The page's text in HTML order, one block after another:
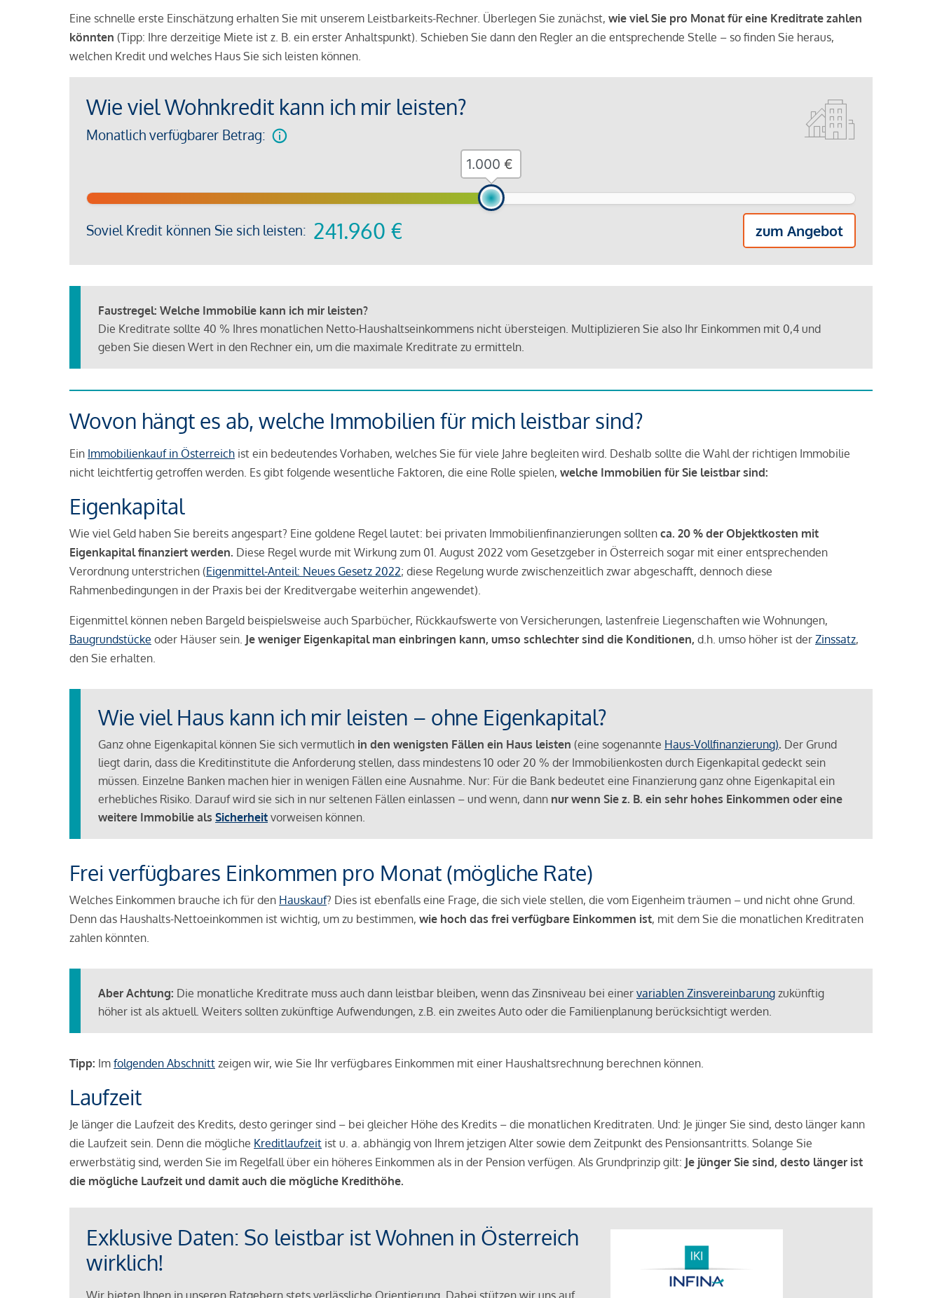
Eine schnelle erste Einschätzung erhalten Sie mit unserem Leistbarkeits-Rechner. Überlegen Sie zunächst, wie viel Sie pro Monat für eine Kreditrate zahlen
könnten (Tipp: Ihre derzeitige Miete ist z. B. ein erster Anhaltspunkt). Schieben Sie dann den Regler an die entsprechende Stelle – so finden Sie heraus,
welchen Kredit und welches Haus Sie sich leisten können.
Wie viel Wohnkredit kann ich mir leisten?
Monatlich verfügbarer Betrag:
Soviel Kredit können Sie sich leisten: 241.960 € zum Angebot
€
Faustregel: Welche Immobilie kann ich mir leisten?
Die Kreditrate sollte 40 % Ihres monatlichen Netto-Haushaltseinkommens nicht übersteigen. Multiplizieren Sie also Ihr Einkommen mit 0,4 und
geben Sie diesen Wert in den Rechner ein, um die maximale Kreditrate zu ermitteln.
Wovon hängt es ab, welche Immobilien für mich leistbar sind?
Ein Immobilienkauf in Österreich ist ein bedeutendes Vorhaben, welches Sie für viele Jahre begleiten wird. Deshalb sollte die Wahl der richtigen Immobilie
nicht leichtfertig getroffen werden. Es gibt folgende wesentliche Faktoren, die eine Rolle spielen, welche Immobilien für Sie leistbar sind:
Eigenkapital
Wie viel Geld haben Sie bereits angespart? Eine goldene Regel lautet: bei privaten Immobilienfinanzierungen sollten ca. 20 % der Objektkosten mit
Eigenkapital finanziert werden. Diese Regel wurde mit Wirkung zum 01. August 2022 vom Gesetzgeber in Österreich sogar mit einer entsprechenden
Verordnung unterstrichen (Eigenmittel-Anteil: Neues Gesetz 2022; diese Regelung wurde zwischenzeitlich zwar abgeschafft, dennoch diese
Rahmenbedingungen in der Praxis bei der Kreditvergabe weiterhin angewendet).
Eigenmittel können neben Bargeld beispielsweise auch Sparbücher, Rückkaufswerte von Versicherungen, lastenfreie Liegenschaften wie Wohnungen,
Baugrundstücke oder Häuser sein. Je weniger Eigenkapital man einbringen kann, umso schlechter sind die Konditionen, d.h. umso höher ist der Zinssatz,
den Sie erhalten.
Wie viel Haus kann ich mir leisten – ohne Eigenkapital?
Ganz ohne Eigenkapital können Sie sich vermutlich in den wenigsten Fällen ein Haus leisten (eine sogenannte Haus-Vollfinanzierung). Der Grund
liegt darin, dass die Kreditinstitute die Anforderung stellen, dass mindestens 10 oder 20 % der Immobilienkosten durch Eigenkapital gedeckt sein
müssen. Einzelne Banken machen hier in wenigen Fällen eine Ausnahme. Nur: Für die Bank bedeutet eine Finanzierung ganz ohne Eigenkapital ein
erhebliches Risiko. Darauf wird sie sich in nur seltenen Fällen einlassen – und wenn, dann nur wenn Sie z. B. ein sehr hohes Einkommen oder eine
weitere Immobilie als Sicherheit vorweisen können.
Frei verfügbares Einkommen pro Monat (mögliche Rate)
Welches Einkommen brauche ich für den Hauskauf? Dies ist ebenfalls eine Frage, die sich viele stellen, die vom Eigenheim träumen – und nicht ohne Grund.
Denn das Haushalts-Nettoeinkommen ist wichtig, um zu bestimmen, wie hoch das frei verfügbare Einkommen ist, mit dem Sie die monatlichen Kreditraten
zahlen könnten.
Aber Achtung: Die monatliche Kreditrate muss auch dann leistbar bleiben, wenn das Zinsniveau bei einer variablen Zinsvereinbarung zukünftig
höher ist als aktuell. Weiters sollten zukünftige Aufwendungen, z.B. ein zweites Auto oder die Familienplanung berücksichtigt werden.
Tipp: Im folgenden Abschnitt zeigen wir, wie Sie Ihr verfügbares Einkommen mit einer Haushaltsrechnung berechnen können.
Laufzeit
Je länger die Laufzeit des Kredits, desto geringer sind – bei gleicher Höhe des Kredits – die monatlichen Kreditraten. Und: Je jünger Sie sind, desto länger kann
die Laufzeit sein. Denn die mögliche Kreditlaufzeit ist u. a. abhängig von Ihrem jetzigen Alter sowie dem Zeitpunkt des Pensionsantritts. Solange Sie
erwerbstätig sind, werden Sie im Regelfall über ein höheres Einkommen als in der Pension verfügen. Als Grundprinzip gilt: Je jünger Sie sind, desto länger ist
die mögliche Laufzeit und damit auch die mögliche Kredithöhe.
Exklusive Daten: So leistbar ist Wohnen in Österreich
wirklich!